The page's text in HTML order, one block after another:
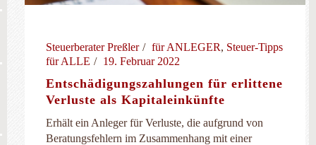
Steuerberater Preßler für ANLEGER, Steuer-Tipps
für ALLE
19. Februar 2022
Entschädigungszahlungen für erlittene
Verluste als Kapitaleinkünfte
Erhält ein Anleger für Verluste, die aufgrund von
Beratungsfehlern im Zusammenhang mit einer